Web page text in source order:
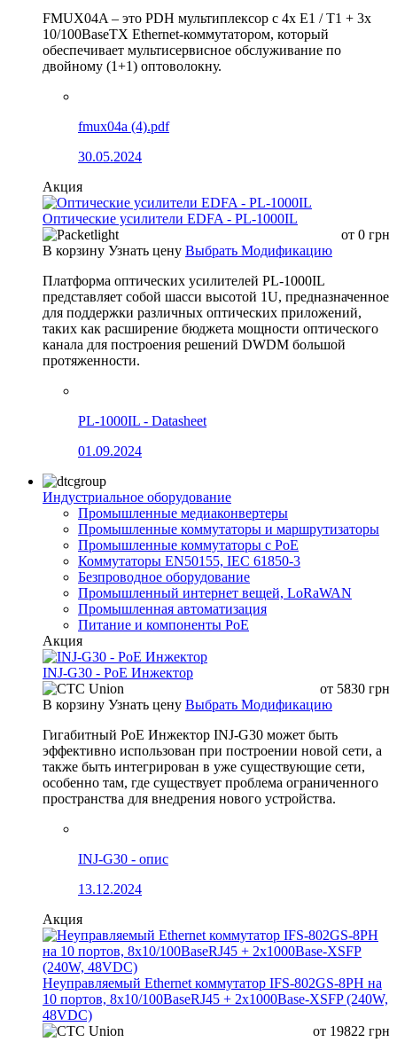
FMUX04A – это PDH мультиплексор с 4x E1 / T1 + 3x
10/100BaseTX Ethernet-коммутатором, который
обеспечивает мультисервисное обслуживание по
двойному (1+1) оптоволокну.
fmux04a (4).pdf
30.05.2024
Акция
Оптические усилители EDFA - PL-1000IL
от 0 грн
В корзину Узнать цену Выбрать Модификацию
Платформа оптических усилителей PL-1000IL
представляет собой шасси высотой 1U, предназначенное
для поддержки различных оптических приложений,
таких как расширение бюджета мощности оптического
канала для построения решений DWDM большой
протяженности.
PL-1000IL - Datasheet
01.09.2024
Индустриальное оборудование
Промышленные медиаконвертеры
Промышленные коммутаторы и маршрутизаторы
Промышленные коммутаторы с PoE
Коммутаторы EN50155, IEC 61850-3
Безпроводное оборудование
Промышленный интернет вещей, LoRaWAN
Промышленная автоматизация
Питание и компоненты PoE
Акция
INJ-G30 - PoE Инжектор
от 5830 грн
В корзину Узнать цену Выбрать Модификацию
Гигабитный PoE Инжектор INJ-G30 может быть
эффективно использован при построении новой сети, а
также быть интегрирован в уже существующие сети,
особенно там, где существует проблема ограниченного
пространства для внедрения нового устройства.
INJ-G30 - опис
13.12.2024
Акция
Неуправляемый Ethernet коммутатор IFS-802GS-8PH на
10 портов, 8x10/100BaseRJ45 + 2x1000Base-XSFP (240W,
48VDC)
от 19822 грн